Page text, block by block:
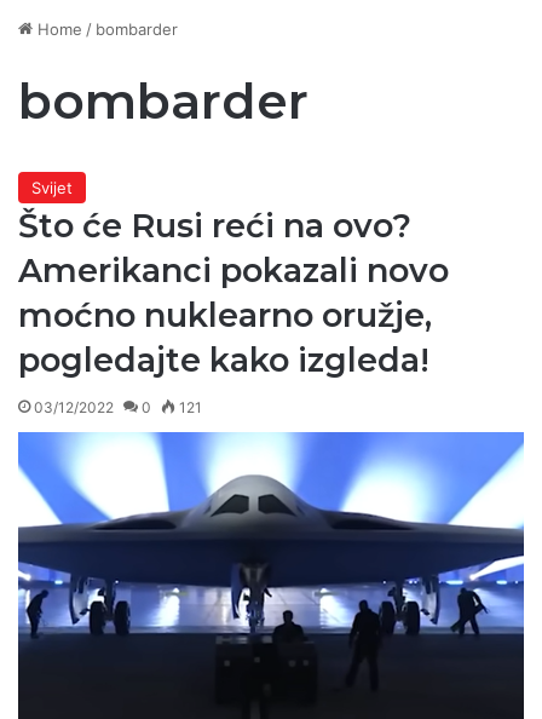
Home / bombarder
bombarder
Svijet
Što će Rusi reći na ovo?
Amerikanci pokazali novo
moćno nuklearno oružje,
pogledajte kako izgleda!
03/12/2022 0 121